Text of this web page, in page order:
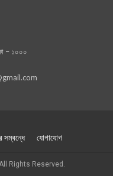
– ১০০০
সম্বন্ধে যোগাযোগ
All Rights Reserved.